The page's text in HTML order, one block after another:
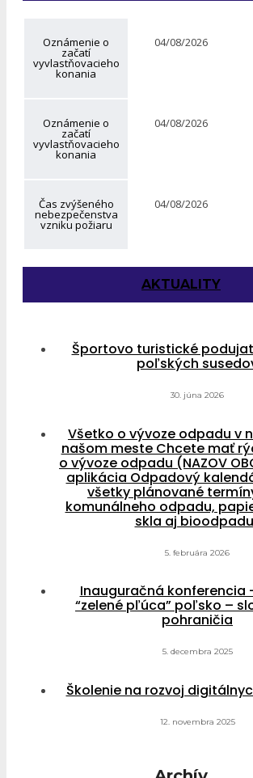
Oznámenie o
začatí
vyvlastňovacieho
konania
04/08/2026
Oznámenie o
začatí
vyvlastňovacieho
konania
04/08/2026
Čas zvýšeného
nebezpečenstva
vzniku požiaru
04/08/2026
AKTUALITY
Športovo turistické
poľských
30. júna 2026
Všetko o vývoze odpadu v
našom meste Chcete mať
o vývoze odpadu (NAZOV
aplikácia Odpadový
všetky plánované
komunálneho odpadu,
skla aj
5. februára 2026
Inauguračná konferencia
“zelené pľúca” poľsko –
pohraničia
5. decembra 2025
Školenie na rozvoj
12. novembra 2025